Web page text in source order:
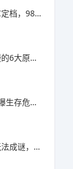
帝国时代2新DLC定档，98元预购竟藏三大美洲文明秘密
《GTA6》开发慢的6大原因，竟与编剧离职和内部矛盾有关
韩国游戏巨头自曝生存危机，竟要靠AI以一敌百对抗中国
《GTA6》赌场玩法成谜，50国曾因赌博功能封禁前作